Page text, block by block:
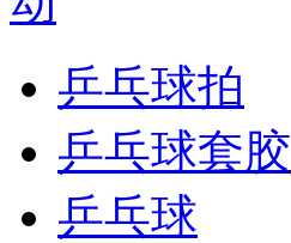
乒乓球拍
乒乓球套胶
乒乓球